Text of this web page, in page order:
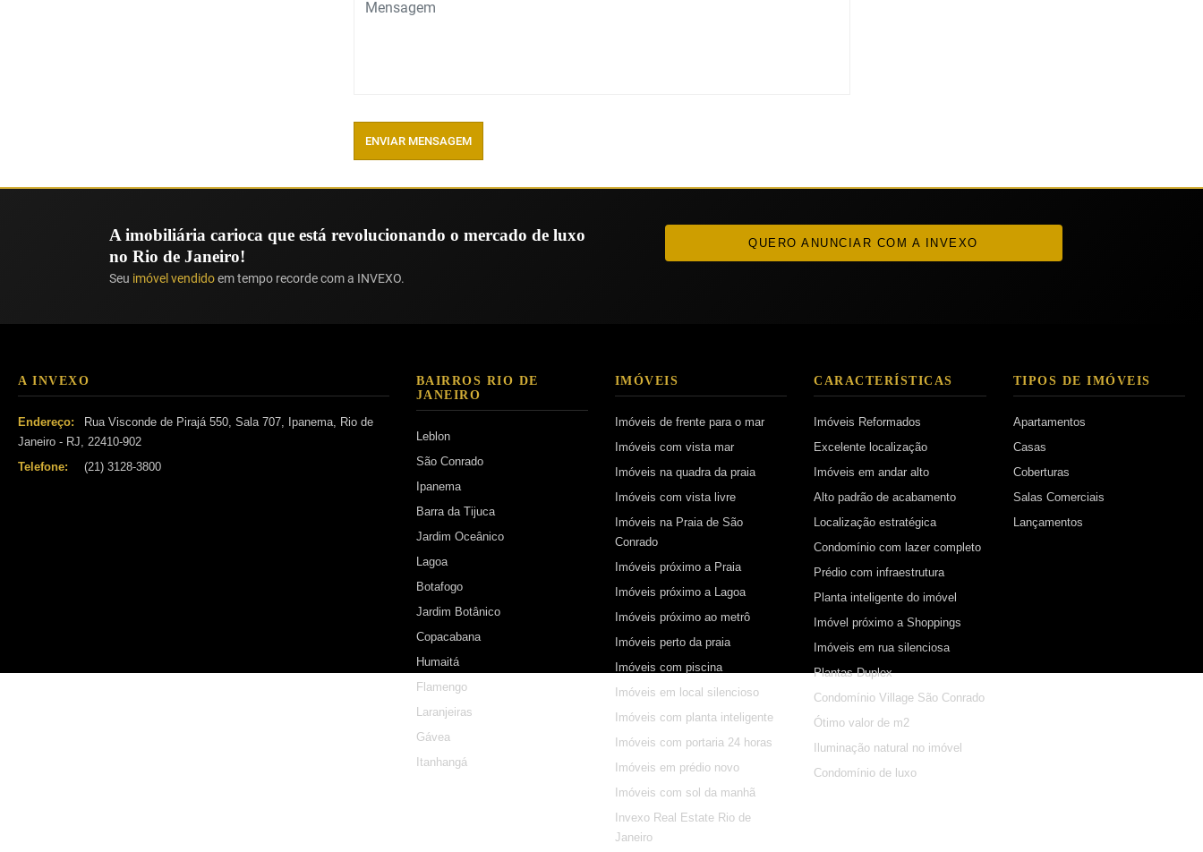
ENVIAR MENSAGEM
A imobiliária carioca que está revolucionando o mercado de luxo
no Rio de Janeiro!
Seu imóvel vendidoem tempo recorde com a INVEXO.
QUERO ANUNCIAR COM A INVEXO
A INVEXO
Endereço:
Rua Visconde de Pirajá 550, Sala 707, Ipanema, Rio de
Janeiro - RJ, 22410-902
Telefone:
(21) 3128-3800
BAIRROS RIO DE
JANEIRO
Leblon
São Conrado
Ipanema
Barra da Tijuca
Jardim Oceânico
Lagoa
Botafogo
Jardim Botânico
Copacabana
Humaitá
Flamengo
Laranjeiras
Gávea
Itanhangá
IMÓVEIS
Imóveis de frente para o mar
Imóveis com vista mar
Imóveis na quadra da praia
Imóveis com vista livre
Imóveis na Praia de São
Conrado
Imóveis próximo a Praia
Imóveis próximo a Lagoa
Imóveis próximo ao metrô
Imóveis perto da praia
Imóveis com piscina
Imóveis em local silencioso
Imóveis com planta inteligente
Imóveis com portaria 24 horas
Imóveis em prédio novo
Imóveis com sol da manhã
Invexo Real Estate Rio de
Janeiro
CARACTERÍSTICAS
Imóveis Reformados
Excelente localização
Imóveis em andar alto
Alto padrão de acabamento
Localização estratégica
Condomínio com lazer completo
Prédio com infraestrutura
Planta inteligente do imóvel
Imóvel próximo a Shoppings
Imóveis em rua silenciosa
Plantas Duplex
Condomínio Village São Conrado
Ótimo valor de m2
Iluminação natural no imóvel
Condomínio de luxo
TIPOS DE IMÓVEIS
Apartamentos
Casas
Coberturas
Salas Comerciais
Lançamentos